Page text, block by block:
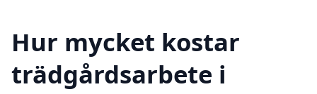
Hur mycket kostar
trädgårdsarbete i